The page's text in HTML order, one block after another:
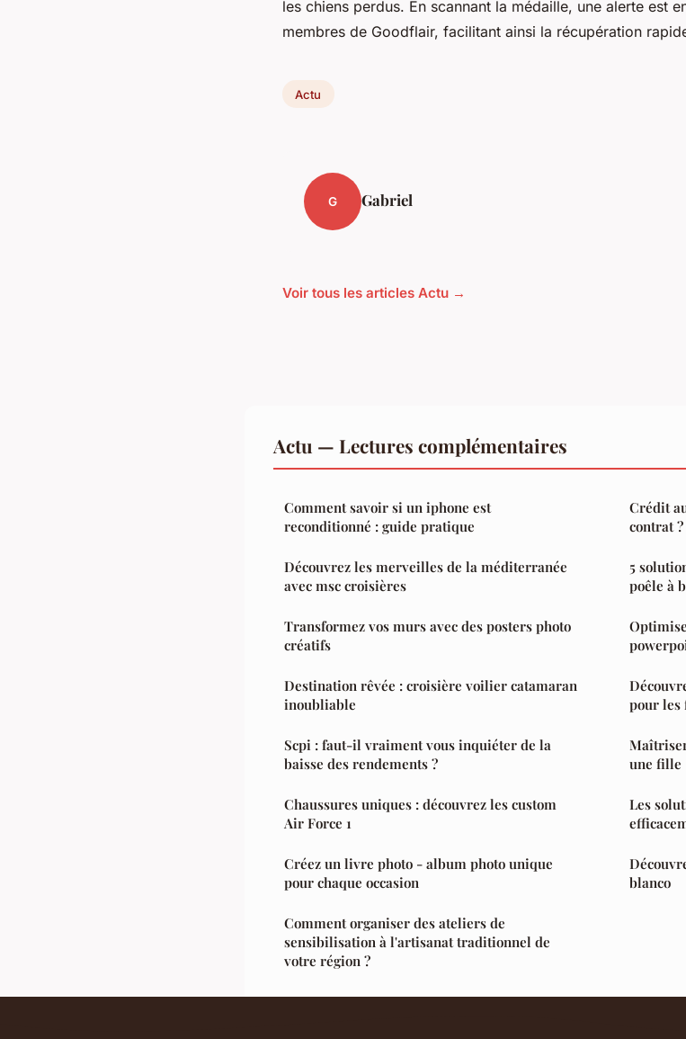
les chiens perdus. En scannant la médaille, une alerte est
membres de Goodflair, facilitant ainsi la récupération
Actu
G Gabriel
Voir tous les articles Actu →
Actu — Lectures complémentaires
Comment savoir si un iphone est
reconditionné : guide pratique
Découvrez les merveilles de la méditerranée
avec msc croisières
Transformez vos murs avec des posters photo
créatifs
Destination rêvée : croisière voilier catamaran
inoubliable
Scpi : faut-il vraiment vous inquiéter de la
baisse des rendements ?
Chaussures uniques : découvrez les custom
Air Force 1
Créez un livre photo - album photo unique
pour chaque occasion
Comment organiser des ateliers de
sensibilisation à l'artisanat traditionnel de
votre région ?
Crédit
contrat ?
5
poêle à
pour les
une fille
Les
blanco